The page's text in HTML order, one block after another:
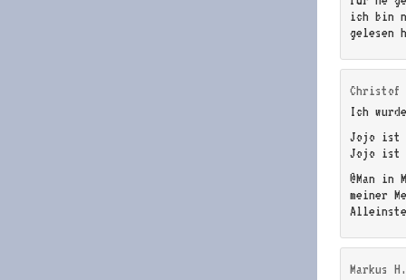
ich bin
gelesen
Christof
Ich
Jojo ist
Jojo ist
@Man
meiner
Markus H.